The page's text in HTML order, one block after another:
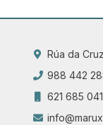
Rúa da
988 442
621 685 041